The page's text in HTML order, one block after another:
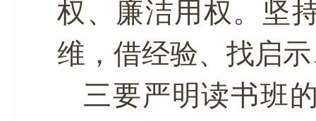
权、廉洁用权。坚
维，借经验、找启
三要严明读书班